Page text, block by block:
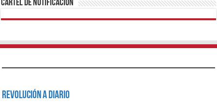
Cartel de Notificación
Revolución a Diario